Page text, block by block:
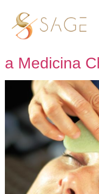
Tag: Gua
Vamos
a Medicina